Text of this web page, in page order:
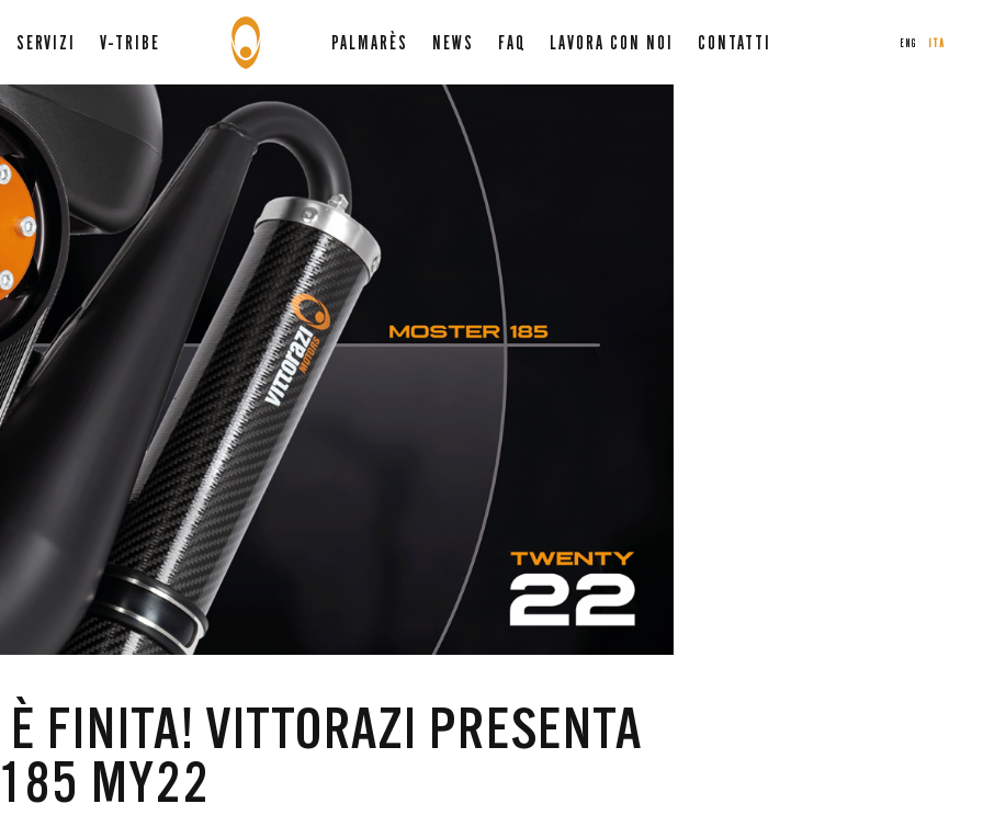
SERVIZI V-TRIBE PALMARÈS NEWS FAQ LAVORA CON NOI CONTATTI ENG ITA
È FINITA! VITTORAZI PRESENTA
MY22